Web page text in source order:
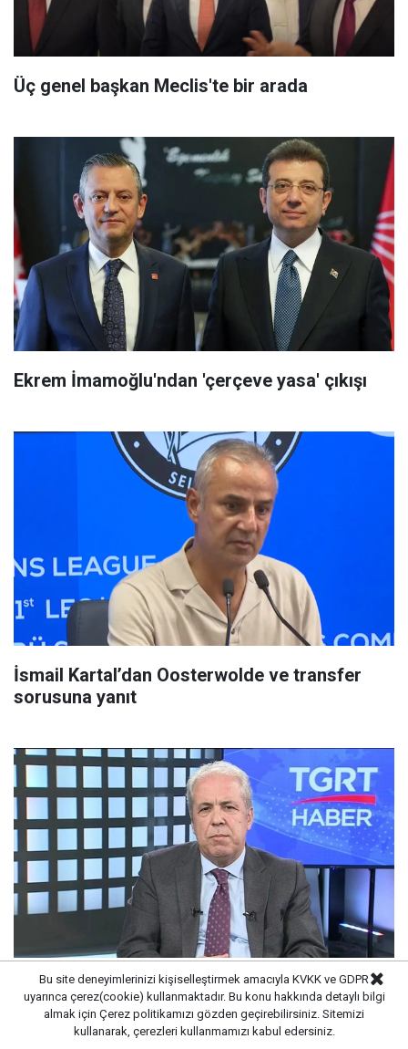
Üç genel başkan Meclis'te bir arada
Ekrem İmamoğlu'ndan 'çerçeve yasa' çıkışı
İsmail Kartal’dan Oosterwolde ve transfer
sorusuna yanıt
Şamil Tayyar’dan Cumhur İttifakı üyelerine
'Etimesgut' tepkisi:
Bu site deneyimlerinizi kişiselleştirmek amacıyla KVKK ve GDPR
uyarınca çerez(cookie) kullanmaktadır. Bu konu hakkında detaylı bilgi
almak için Çerez politikamızı gözden geçirebilirsiniz. Sitemizi
kullanarak, çerezleri kullanmamızı kabul edersiniz.